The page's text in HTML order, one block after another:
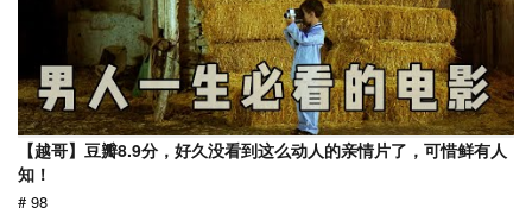
【越哥】豆瓣8.9分，好久没看到这么动人的亲情片了，可惜鲜有人
知！
# 98